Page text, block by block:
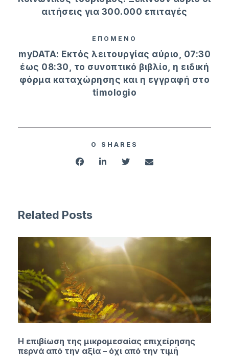
αιτήσεις για 300.000 επιταγές
ΕΠΟΜΕΝΟ
myDATA: Εκτός λειτουργίας αύριο, 07:30
έως 08:30, το συνοπτικό βιβλίο, η ειδική
φόρμα καταχώρησης και η εγγραφή στο
timologio
0 SHARES
Related Posts
Η επιβίωση της μικρομεσαίας επιχείρησης
περνά από την αξία – όχι από την τιμή